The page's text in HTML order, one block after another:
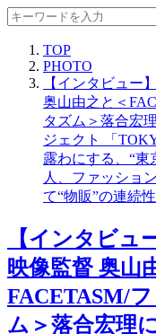
TOP
PHOTO
【インタビュー
奥山由之と＜
タズム＞落合宏
ジェクト 「
露わにする、“東
人、ファッショ
て“物販”の連続性
【インタビュ
映像監督 奥山
FACETASM/
ム＞落合宏理